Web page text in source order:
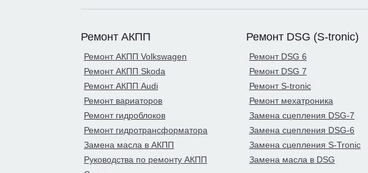
Ремонт АКПП
Ремонт АКПП Volkswagen
Ремонт АКПП Skoda
Ремонт АКПП Audi
Ремонт вариаторов
Ремонт гидроблоков
Ремонт гидротрансформатора
Замена масла в АКПП
Руководства по ремонту АКПП
Ремонт DSG (S-tronic)
Ремонт DSG 6
Ремонт DSG 7
Ремонт S-tronic
Ремонт мехатроника
Замена сцепления DSG-7
Замена сцепления DSG-6
Замена сцепления S-Tronic
Замена масла в DSG